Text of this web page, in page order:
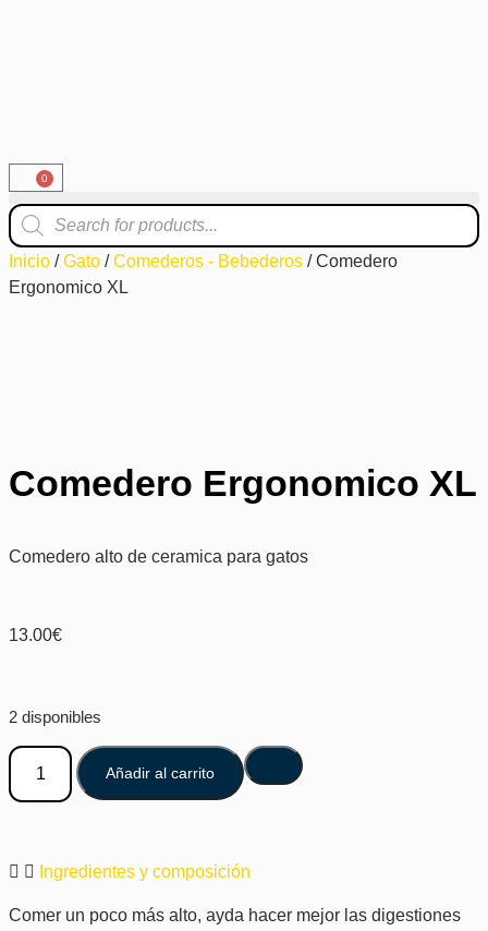
0
Inicio /Gato /Comederos - Bebederos / Comedero
Ergonomico XL
Comedero Ergonomico XL
Comedero alto de ceramica para gatos
13.00€
2 disponibles
Añadir al carrito
Ingredientes y composición
Comer un poco más alto, ayda hacer mejor las digestiones